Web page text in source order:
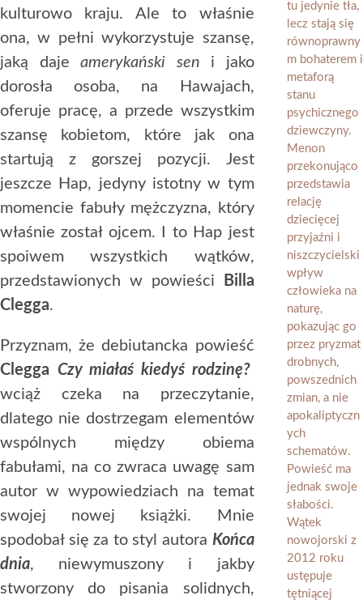
kulturowo kraju. Ale to właśnie
ona, w pełni wykorzystuje szansę,
jaką dajeamerykański sen i jako
dorosła osoba, na Hawajach,
oferuje pracę, a przede wszystkim
szansę kobietom, które jak ona
startują z gorszej pozycji. Jest
jeszcze Hap, jedyny istotny w tym
momencie fabuły mężczyzna, który
właśnie został ojcem. I to Hap jest
spoiwem wszystkich wątków,
przedstawionych w powieści
Billa
Clegga.
Przyznam, że debiutancka powieść
Clegga Czy miałaś kiedyś rodzinę?
wciąż czeka na przeczytanie,
dlatego nie dostrzegam elementów
wspólnych między obiema
fabułami, na co zwraca uwagę sam
autor w wypowiedziach na temat
swojej nowej książki. Mnie
spodobał się za to styl autora Końca
dnia, niewymuszony i jakby
stworzony do pisania solidnych,